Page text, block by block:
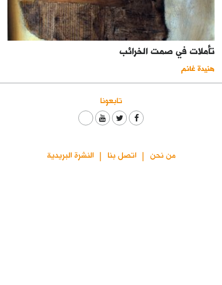
فكرة
دفاتر
بالصورة
كتّابنا
تأملات في صمت الخرائب
هنيدة غانم
تابعونا
من نحن اتصل بنا النشرة البريدية